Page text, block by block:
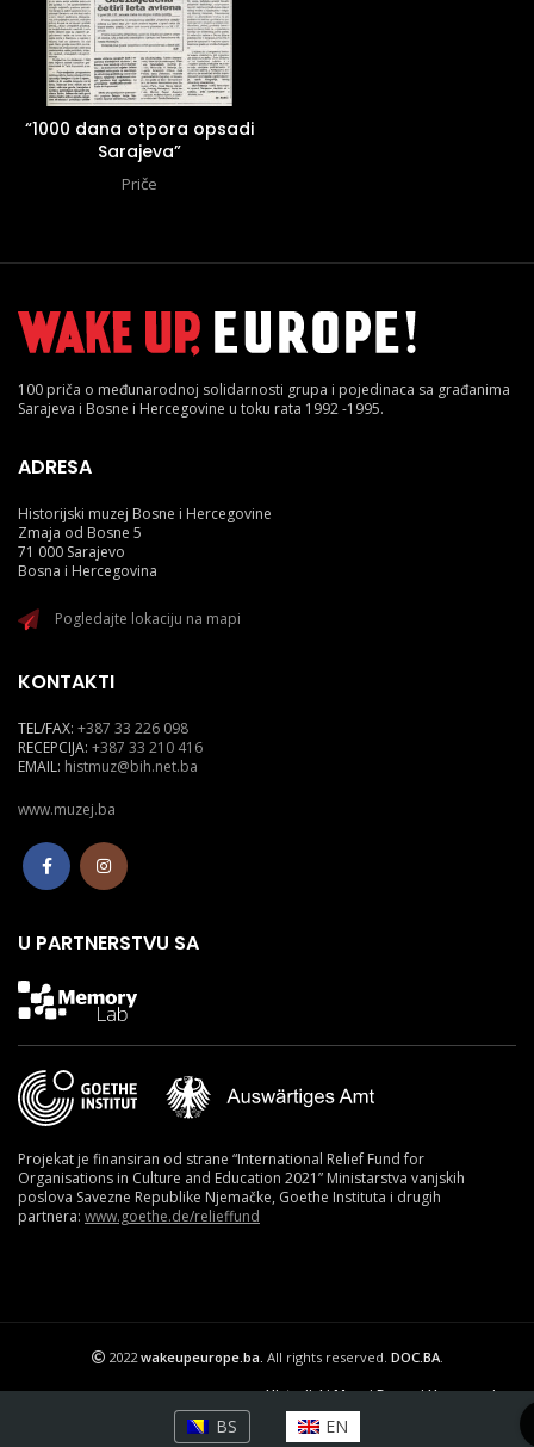
“1000 dana otpora opsadi
Sarajeva”
Priče
100 priča o međunarodnoj solidarnosti grupa i pojedinaca sa građanima
Sarajeva i Bosne i Hercegovine u toku rata 1992 -1995.
ADRESA
Historijski muzej Bosne i Hercegovine
Zmaja od Bosne 5
71 000 Sarajevo
Bosna i Hercegovina
Pogledajte lokaciju na mapi
KONTAKTI
TEL/FAX: +387 33 226 098
RECEPCIJA: +387 33 210 416
EMAIL: histmuz@bih.net.ba
www.muzej.ba
U PARTNERSTVU SA
Projekat je finansiran od strane “International Relief Fund for
Organisations in Culture and Education 2021” Ministarstva vanjskih
poslova Savezne Republike Njemačke, Goethe Instituta i drugih
partnera: www.goethe.de/relieffund
2022 wakeupeurope.ba. All rights reserved. DOC.BA.
Historijski Muzej Bosne i Hercegovine.
BS EN